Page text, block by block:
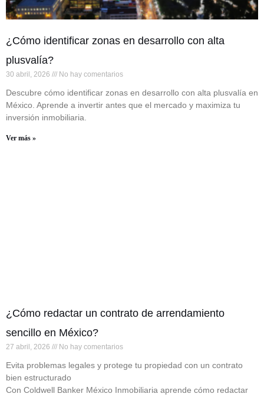
¿Cómo identificar zonas en desarrollo con alta
plusvalía?
30 abril, 2026 No hay comentarios
Descubre cómo identificar zonas en desarrollo con alta plusvalía en
México. Aprende a invertir antes que el mercado y maximiza tu
inversión inmobiliaria.
Ver más »
¿Cómo redactar un contrato de arrendamiento
sencillo en México?
27 abril, 2026 No hay comentarios
Evita problemas legales y protege tu propiedad con un contrato
bien estructurado
Con Coldwell Banker México Inmobiliaria aprende cómo redactar